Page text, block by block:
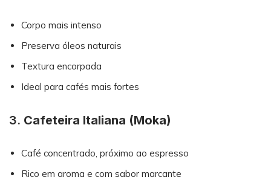
Corpo mais intenso
Preserva óleos naturais
Textura encorpada
Ideal para cafés mais fortes
3. Cafeteira Italiana (Moka)
Café concentrado, próximo ao espresso
Rico em aroma e com sabor marcante